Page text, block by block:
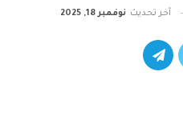
آخر تحديث نوفمبر 18, 2025